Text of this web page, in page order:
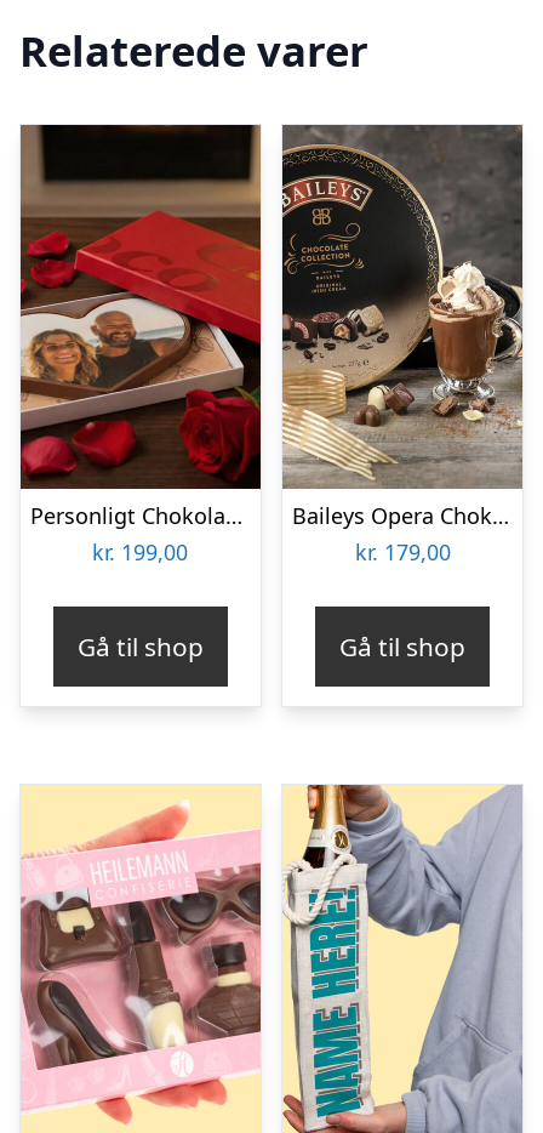
Relaterede varer
Personligt Chokoladehjerte med eget foto
kr. 199,00
Gå til shop
Baileys Opera Chokoladeæske
kr. 179,00
Gå til shop